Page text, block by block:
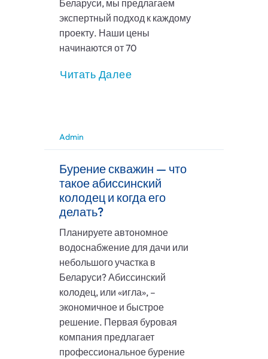
Беларуси, мы предлагаем
экспертный подход к каждому
проекту. Наши цены
начинаются от 70
Читать Далее
Admin
Бурение скважин — что
такое абиссинский
колодец и когда его
делать?
Планируете автономное
водоснабжение для дачи или
небольшого участка в
Беларуси? Абиссинский
колодец, или «игла», –
экономичное и быстрое
решение. Первая буровая
компания предлагает
профессиональное бурение